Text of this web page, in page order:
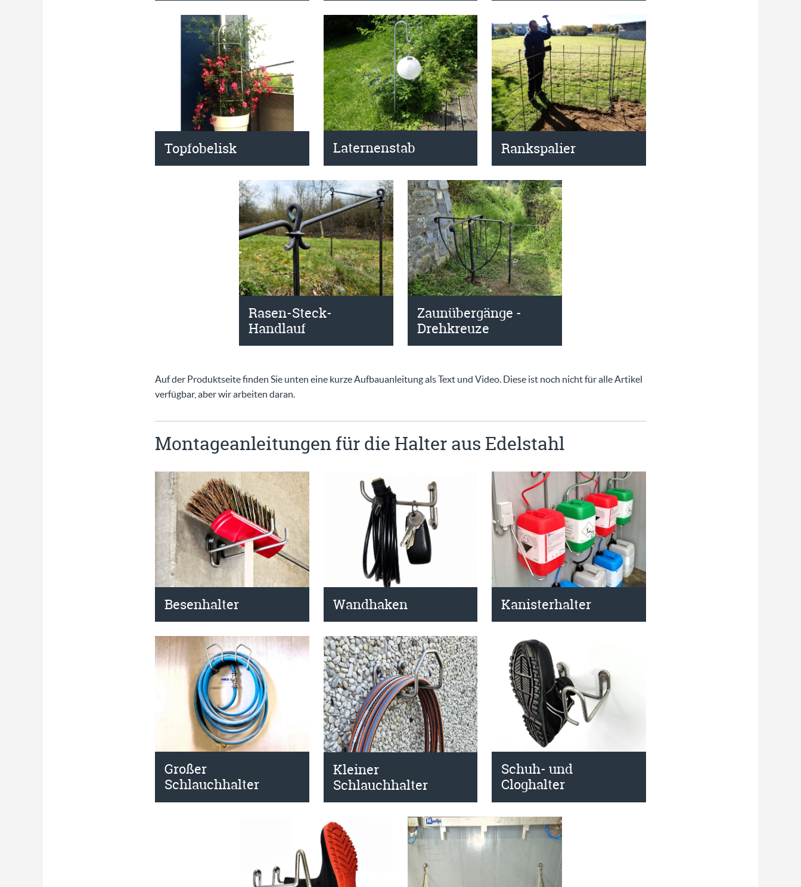
Topfobelisk Laternenstab Rankspalier
Rasen-Steck-
Handlauf
Zaunübergänge -
Drehkreuze
Auf der Produktseite finden Sie unten eine kurze Aufbauanleitung als Text und Video. Diese ist noch nicht für alle Artikel
verfügbar, aber wir arbeiten daran.
Montageanleitungen für die Halter aus Edelstahl
Besenhalter Wandhaken Kanisterhalter
Großer
Schlauchhalter
Kleiner
Schlauchhalter
Schuh- und
Cloghalter